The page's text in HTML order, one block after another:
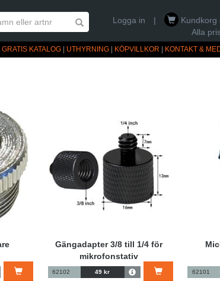
Logga in |
Kundkorg
Alla
KATALOG UTHYRNING KÖPVILLKOR KONTAKT &
Gängadapter 3/8 till 1/4 för
mikrofonstativ
62102 49 kr 62101